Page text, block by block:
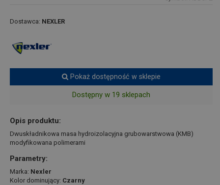
Dostawca: NEXLER
Pokaż dostępność w sklepie
Dostępny w 19 sklepach
Opis produktu:
Dwuskładnikowa masa hydroizolacyjna grubowarstwowa (KMB)
modyfikowana polimerami
Parametry:
Marka: Nexler
Kolor dominujący: Czarny